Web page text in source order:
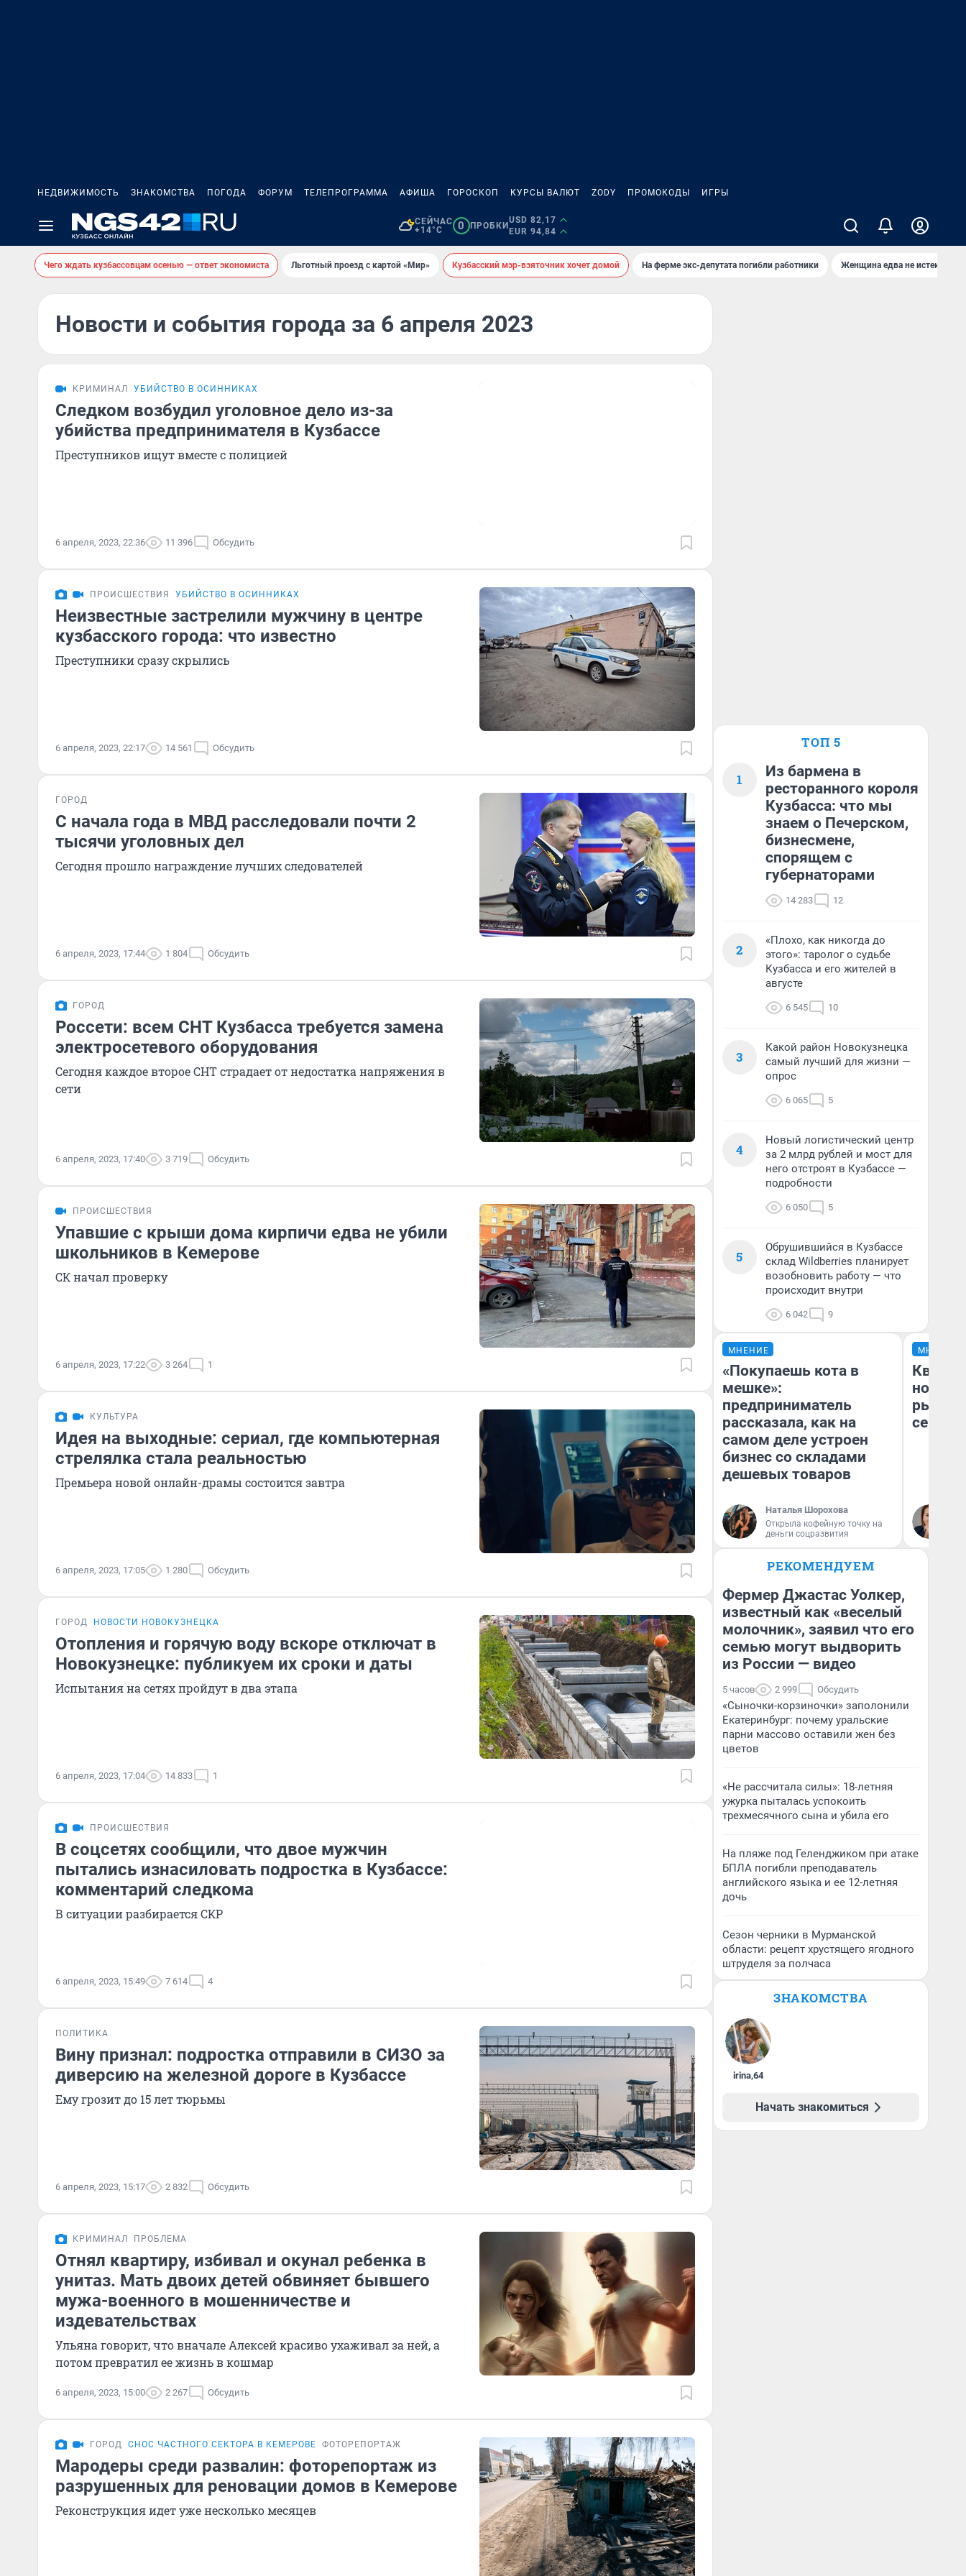
НЕДВИЖИМОСТЬ ЗНАКОМСТВА ПОГОДА ФОРУМ ТЕЛЕПРОГРАММА АФИША ГОРОСКОП КУРСЫ ВАЛЮТ ZODY ПРОМОКОДЫ ИГРЫ
СЕЙЧАС
+14°C
0 ПРОБКИ
USD 82,17
EUR 94,84
Чего ждать кузбассовцам осенью — ответ экономиста Льготный проезд с картой «Мир» Кузбасский мэр-взяточник хочет домой На ферме экс-депутата погибли работники Женщина едва не истекла
Новости и события города за 6 апреля 2023
КРИМИНАЛ УБИЙСТВО В ОСИННИКАХ
Следком возбудил уголовное дело из-за
убийства предпринимателя в Кузбассе
Преступников ищут вместе с полицией
6 апреля, 2023, 22:36 11 396 Обсудить
ПРОИСШЕСТВИЯ УБИЙСТВО В ОСИННИКАХ
Неизвестные застрелили мужчину в центре
кузбасского города: что известно
Преступники сразу скрылись
6 апреля, 2023, 22:17 14 561 Обсудить
ГОРОД
С начала года в МВД расследовали почти 2
тысячи уголовных дел
Сегодня прошло награждение лучших следователей
6 апреля, 2023, 17:44 1 804 Обсудить
ГОРОД
Россети: всем СНТ Кузбасса требуется замена
электросетевого оборудования
Сегодня каждое второе СНТ страдает от недостатка напряжения в
сети
6 апреля, 2023, 17:40 3 719 Обсудить
ПРОИСШЕСТВИЯ
Упавшие с крыши дома кирпичи едва не убили
школьников в Кемерове
СК начал проверку
6 апреля, 2023, 17:22 3 264 1
КУЛЬТУРА
Идея на выходные: сериал, где компьютерная
стрелялка стала реальностью
Премьера новой онлайн-драмы состоится завтра
6 апреля, 2023, 17:05 1 280 Обсудить
ГОРОД НОВОСТИ НОВОКУЗНЕЦКА
Отопления и горячую воду вскоре отключат в
Новокузнецке: публикуем их сроки и даты
Испытания на сетях пройдут в два этапа
6 апреля, 2023, 17:04 14 833 1
ПРОИСШЕСТВИЯ
В соцсетях сообщили, что двое мужчин
пытались изнасиловать подростка в Кузбассе:
комментарий следкома
В ситуации разбирается СКР
6 апреля, 2023, 15:49 7 614 4
ПОЛИТИКА
Вину признал: подростка отправили в СИЗО за
диверсию на железной дороге в Кузбассе
Ему грозит до 15 лет тюрьмы
6 апреля, 2023, 15:17 2 832 Обсудить
КРИМИНАЛ ПРОБЛЕМА
Отнял квартиру, избивал и окунал ребенка в
унитаз. Мать двоих детей обвиняет бывшего
мужа-военного в мошенничестве и
издевательствах
Ульяна говорит, что вначале Алексей красиво ухаживал за ней, а
потом превратил ее жизнь в кошмар
6 апреля, 2023, 15:00 2 267 Обсудить
ГОРОД СНОС ЧАСТНОГО СЕКТОРА В КЕМЕРОВЕ ФОТОРЕПОРТАЖ
Мародеры среди развалин: фоторепортаж из
разрушенных для реновации домов в Кемерове
Реконструкция идет уже несколько месяцев
ТОП 5
1
Из бармена в
ресторанного короля
Кузбасса: что мы
знаем о Печерском,
бизнесмене,
спорящем с
губернаторами
14 283 12
2
«Плохо, как никогда до
этого»: таролог о судьбе
Кузбасса и его жителей в
августе
6 545 10
3
Какой район Новокузнецка
самый лучший для жизни —
опрос
6 065 5
4
Новый логистический центр
за 2 млрд рублей и мост для
него отстроят в Кузбассе —
подробности
6 050 5
5
Обрушившийся в Кузбассе
склад Wildberries планирует
возобновить работу — что
происходит внутри
6 042 9
МНЕНИЕ
«Покупаешь кота в
мешке»:
предприниматель
рассказала, как на
самом деле устроен
бизнес со складами
дешевых товаров
Наталья Шорохова
Открыла кофейную точку на
деньги соцразвития
МНЕНИЕ
но
рынок
РЕКОМЕНДУЕМ
Фермер Джастас Уолкер,
известный как «веселый
молочник», заявил что его
семью могут выдворить
из России — видео
5 часов 2 999 Обсудить
«Сыночки-корзиночки» заполонили
Екатеринбург: почему уральские
парни массово оставили жен без
цветов
«Не рассчитала силы»: 18-летняя
ужурка пыталась успокоить
трехмесячного сына и убила его
На пляже под Геленджиком при атаке
БПЛА погибли преподаватель
английского языка и ее 12-летняя
дочь
Сезон черники в Мурманской
области: рецепт хрустящего ягодного
штруделя за полчаса
ЗНАКОМСТВА
irina,64
Начать знакомиться